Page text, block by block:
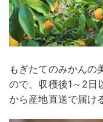
もぎたてのみかんの
ので、収穫後1～2日
から産地直送で届け